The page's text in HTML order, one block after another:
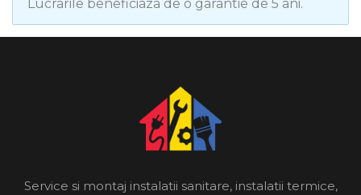
Lucrarile beneficiaza de o garantie de 5 ani.
Service si montaj instalatii sanitare, instalatii termice,